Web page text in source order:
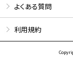
よくある質問
利用規約